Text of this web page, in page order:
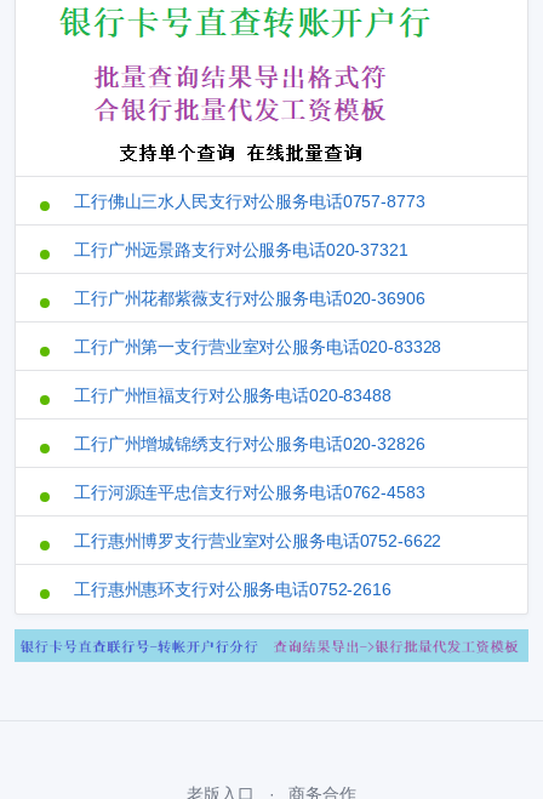
工行佛山三水人民支行对公服务电话0757-8773
工行广州远景路支行对公服务电话020-37321
工行广州花都紫薇支行对公服务电话020-36906
工行广州第一支行营业室对公服务电话020-83328
工行广州恒福支行对公服务电话020-83488
工行广州增城锦绣支行对公服务电话020-32826
工行河源连平忠信支行对公服务电话0762-4583
工行惠州博罗支行营业室对公服务电话0752-6622
工行惠州惠环支行对公服务电话0752-2616
老版入口 商务合作